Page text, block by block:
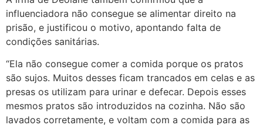
influenciadora não consegue se alimentar direito na
prisão, e justificou o motivo, apontando falta de
condições sanitárias.
“Ela não consegue comer a comida porque os pratos
são sujos. Muitos desses ficam trancados em celas e as
presas os utilizam para urinar e defecar. Depois esses
mesmos pratos são introduzidos na cozinha. Não são
lavados corretamente, e voltam com a comida para as